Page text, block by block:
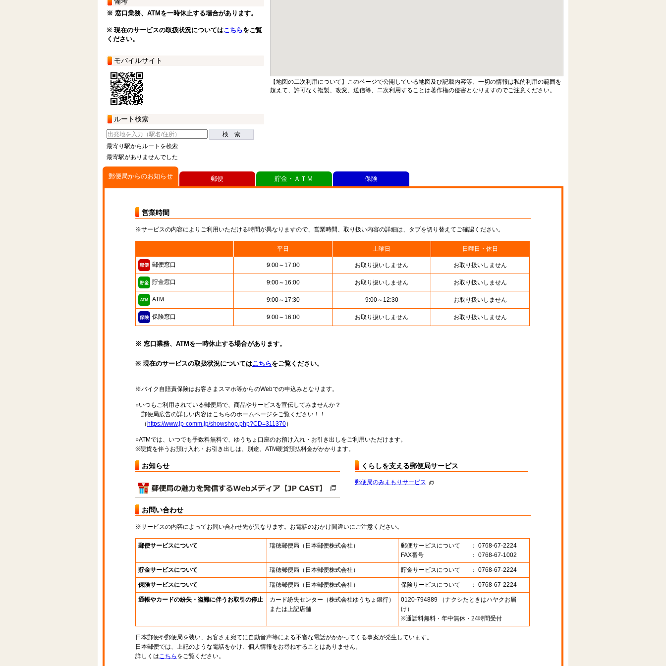
※ 窓口業務、ATMを一時休止する場合があります。
※ 現在のサービスの取扱状況についてはこちらをご覧
ください。
モバイルサイト
ルート検索
検 索
最寄り駅からルートを検索
最寄駅がありませんでした
【地図の二次利用について】このページで公開している地図及び記載内容等、一切の情報は私的利用の範囲を
超えて、許可なく複製、改変、送信等、二次利用することは著作権の侵害となりますのでご注意ください。
郵便局からのお知らせ
営業時間
※サービスの内容によりご利用いただける時間が異なりますので、営業時間、取り扱い内容の詳細は、タブを切り替えてご確認ください。
平日 土曜日 日曜日・休日
郵便窓口 9:00～17:00 お取り扱いしません お取り扱いしません
貯金窓口 9:00～16:00 お取り扱いしません お取り扱いしません
ATM 9:00～17:30 9:00～12:30 お取り扱いしません
保険窓口 9:00～16:00 お取り扱いしません お取り扱いしません
※ 窓口業務、ATMを一時休止する場合があります。
※ 現在のサービスの取扱状況についてはこちらをご覧ください。
※バイク自賠責保険はお客さまスマホ等からのWebでの申込みとなります。
○いつもご利用されている郵便局で、商品やサービスを宣伝してみませんか？
郵便局広告の詳しい内容はこちらのホームページをご覧ください！！
（ https://www.jp-comm.jp/showshop.php?CD=311370）
○ATMでは、いつでも手数料無料で、ゆうちょ口座のお預け入れ・お引き出しをご利用いただけます。
※硬貨を伴うお預け入れ・お引き出しは、別途、ATM硬貨預払料金がかかります。
お知らせ くらしを支える郵便局サービス
郵便局のみまもりサービス
お問い合わせ
※サービスの内容によってお問い合わせ先が異なります。お電話のおかけ間違いにご注意ください。
郵便サービスについて 瑞穂郵便局 （日本郵便株式会社） 郵便サービスについて
： 0768-67-2224
FAX番号
： 0768-67-1002
貯金サービスについて 瑞穂郵便局 （日本郵便株式会社） 貯金サービスについて ： 0768-67-2224
保険サービスについて 瑞穂郵便局 （日本郵便株式会社） 保険サービスについて ： 0768-67-2224
通帳やカードの紛失・盗難に伴うお取引の停止 カード紛失センター （株式会社ゆうちょ銀行）
または上記店舗
0120-794889 （ナクシたときはハヤクお届
け）
※通話料無料・年中無休・24時間受付
日本郵便や郵便局を装い、お客さま宛てに自動音声等による不審な電話がかかってくる事案が発生しています。
日本郵便では、上記のような電話をかけ、個人情報をお尋ねすることはありません。
詳しくはこちら をご覧ください。
郵便 貯金・ＡＴＭ 保険